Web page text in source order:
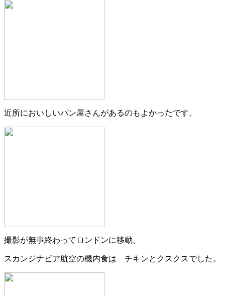
近所においしいパン屋さんがあるのもよかったです。
撮影が無事終わってロンドンに移動。
スカンジナビア航空の機内食は チキンとクスクスでした。